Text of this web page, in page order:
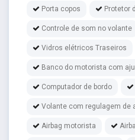
Porta copos Protetor
Controle de som no volante
Vidros elétricos Traseiros
Banco do motorista com
Computador de bordo
Volante com regulagem de
Airbag motorista